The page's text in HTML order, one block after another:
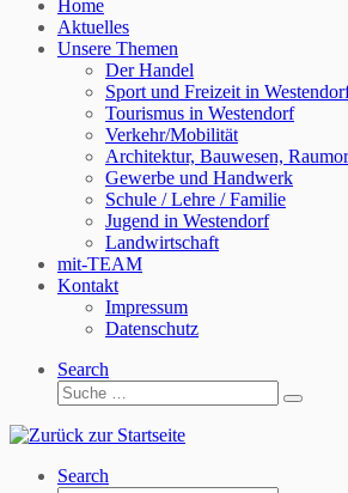
Home
Aktuelles
Unsere Themen
Der Handel
Sport und Freizeit in
Tourismus in Westendorf
Verkehr/Mobilität
Architektur, Bauwesen,
Gewerbe und Handwerk
Schule / Lehre / Familie
Jugend in Westendorf
Landwirtschaft
mit-TEAM
Kontakt
Impressum
Datenschutz
Search
Suche
Suche
Search